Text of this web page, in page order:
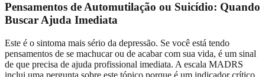
Pensamentos de Automutilação ou Suicídio: Quando
Buscar Ajuda Imediata
Este é o sintoma mais sério da depressão. Se você está tendo
pensamentos de se machucar ou de acabar com sua vida, é um sinal
de que precisa de ajuda profissional imediata. A escala MADRS
inclui uma pergunta sobre este tópico porque é um indicador crítico